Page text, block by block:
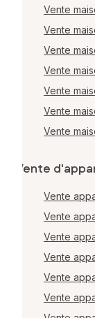
Vente
Vente
Vente
Vente
Vente
Vente
Vente
Vente
Vente
Vente
Vente
Vente
Vente
Vente